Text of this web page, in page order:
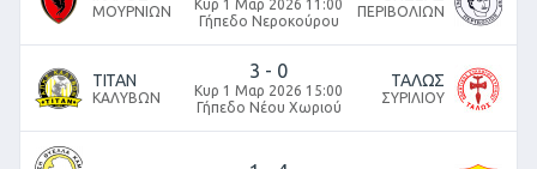
ΜΟΥΡΝΙΩΝ
Κυρ 1 Μαρ 2026 11:00
Γήπεδο Νεροκούρου
ΠΕΡΙΒΟΛΙΩΝ
ΤΙΤΑΝ
ΚΑΛΥΒΩΝ
3 - 0
Κυρ 1 Μαρ 2026 15:00
Γήπεδο Νέου Χωριού
ΤΑΛΩΣ
ΣΥΡΙΛΙΟΥ